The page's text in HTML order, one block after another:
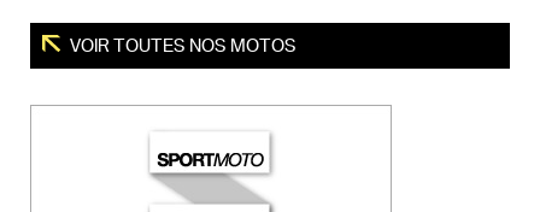
VOIR TOUTES NOS MOTOS